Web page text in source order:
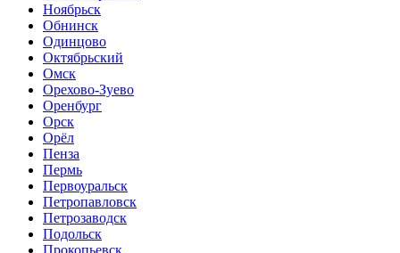
Ноябрьск
Обнинск
Одинцово
Октябрьский
Омск
Орехово-Зуево
Оренбург
Орск
Орёл
Пенза
Пермь
Первоуральск
Петропавловск
Петрозаводск
Подольск